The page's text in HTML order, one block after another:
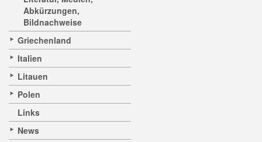
Abkürzungen,
Bildnachweise
Griechenland
Italien
Litauen
Polen
Links
News